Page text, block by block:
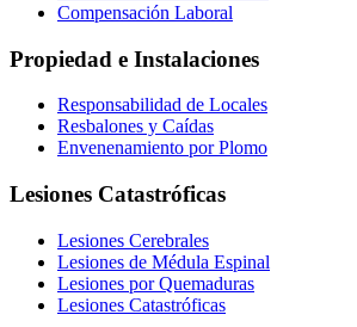
Compensación Laboral
Propiedad e Instalaciones
Responsabilidad de Locales
Resbalones y Caídas
Envenenamiento por Plomo
Lesiones Catastróficas
Lesiones Cerebrales
Lesiones de Médula Espinal
Lesiones por Quemaduras
Lesiones Catastróficas